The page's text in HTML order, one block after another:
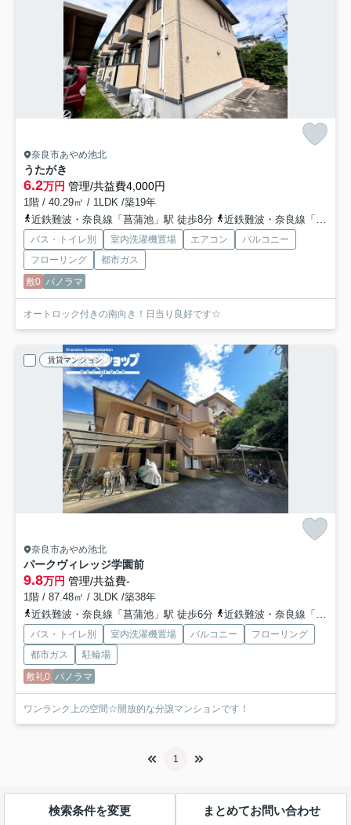
奈良市あやめ池北
うたがき
6.2万円 管理/共益費4,000円
1階 / 40.29㎡ / 1LDK /築19年
近鉄難波・奈良線「菖蒲池」駅 徒歩8分
近鉄難波・奈良線「学園前」駅 徒歩13分
バス・トイレ別 室内洗濯機置場 エアコン
バルコニー
フローリング
都市ガス
敷0 パノラマ
オートロック付きの南向き！日当り良好です☆
賃貸マンション
奈良市あやめ池北
パークヴィレッジ学園前
9.8万円 管理/共益費-
1階 / 87.48㎡ / 3LDK /築38年
近鉄難波・奈良線「菖蒲池」駅 徒歩6分
近鉄難波・奈良線「学園前」駅 徒歩8分
バス・トイレ別 室内洗濯機置場 バルコニー
フローリング
都市ガス
駐輪場
敷礼0 パノラマ
ワンランク上の空間☆開放的な分譲マンションです！
1
検索条件を変更 まとめてお問い合わせ